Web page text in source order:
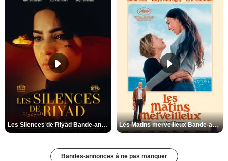
Les Silences de Riyad Bande-annonce VO STFR Les Matins merveilleux Bande-annonce VF
Bandes-annonces à ne pas manquer